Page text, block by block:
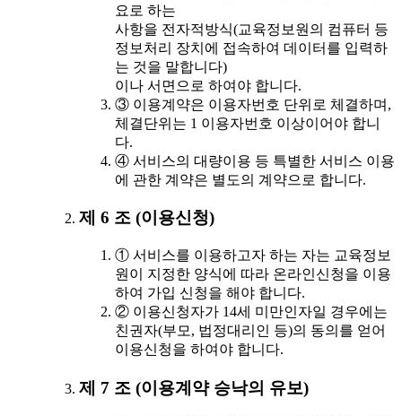
요로 하는
사항을 전자적방식(교육정보원의 컴퓨터 등
정보처리 장치에 접속하여 데이터를 입력하
는 것을 말합니다)
이나 서면으로 하여야 합니다.
③ 이용계약은 이용자번호 단위로 체결하며,
체결단위는 1 이용자번호 이상이어야 합니
다.
④ 서비스의 대량이용 등 특별한 서비스 이용
에 관한 계약은 별도의 계약으로 합니다.
제 6 조 (이용신청)
① 서비스를 이용하고자 하는 자는 교육정보
원이 지정한 양식에 따라 온라인신청을 이용
하여 가입 신청을 해야 합니다.
② 이용신청자가 14세 미만인자일 경우에는
친권자(부모, 법정대리인 등)의 동의를 얻어
이용신청을 하여야 합니다.
제 7 조 (이용계약 승낙의 유보)